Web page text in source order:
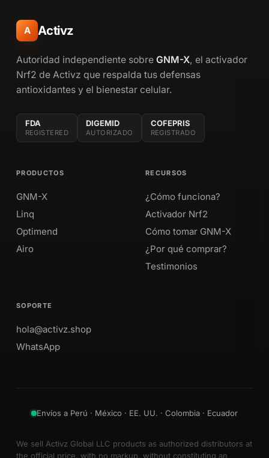
A Activz
Autoridad independiente sobre GNM-X, el activador
Nrf2 de Activz que respalda tus defensas
antioxidantes y el bienestar celular.
FDA
REGISTERED
DIGEMID
AUTORIZADO
COFEPRIS
REGISTRADO
PRODUCTOS
GNM-X
Linq
Optimend
Airo
RECURSOS
¿Cómo funciona?
Activador Nrf2
Cómo tomar GNM-X
¿Por qué comprar?
Testimonios
SOPORTE
hola@activz.shop
WhatsApp
Envíos a Perú · México · EE. UU. · Colombia · Ecuador
We sell Activz Global LLC products as authorized distributors at
the official price, with no markup, without constituting an